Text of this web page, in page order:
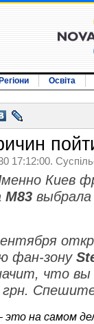
Регіони Освіта
17:12:00.
Киев
М83 выбрала
фан-зону
что
грн.
это на самом